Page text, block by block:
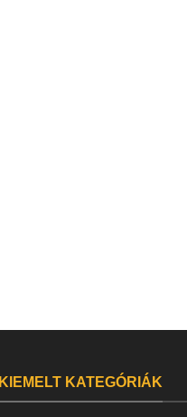
KIEMELT KATEGÓRIÁK